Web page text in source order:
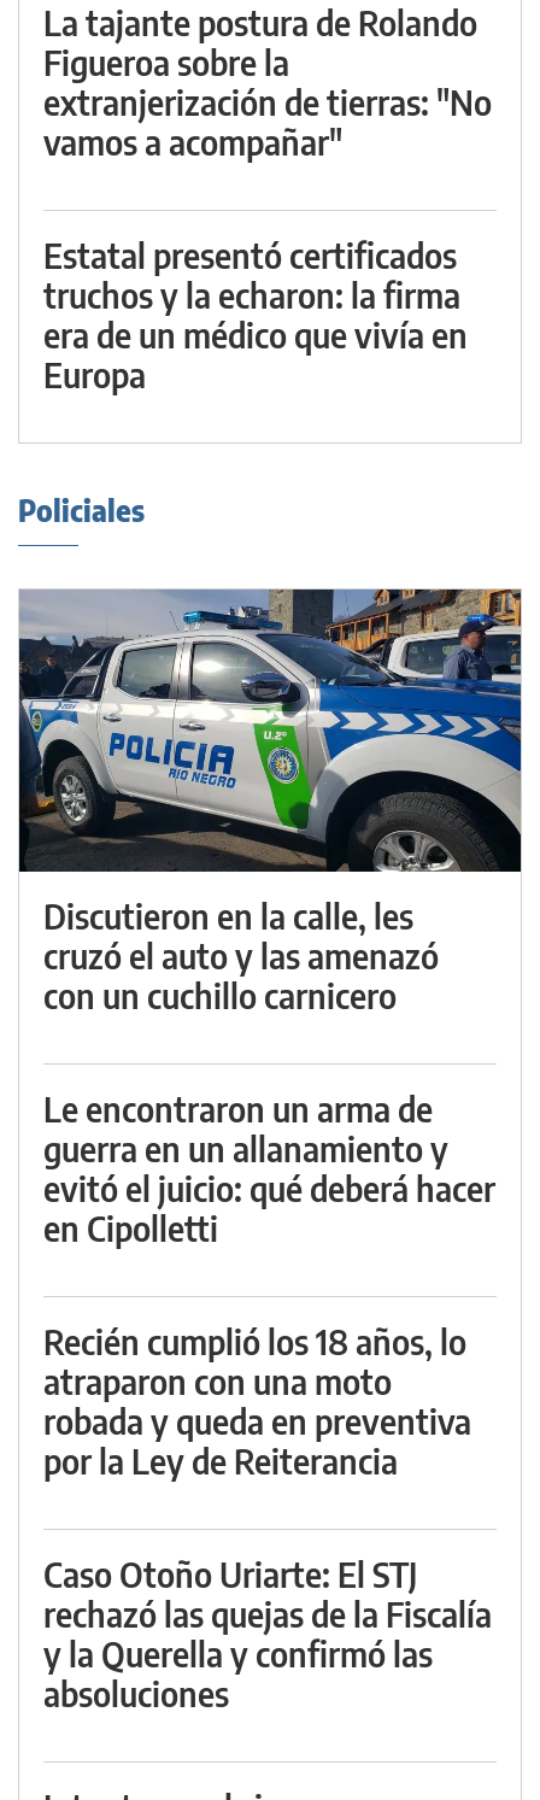
La tajante postura de Rolando
Figueroa sobre la
extranjerización de tierras: "No
vamos a acompañar"
Estatal presentó certificados
truchos y la echaron: la firma
era de un médico que vivía en
Europa
Policiales
Discutieron en la calle, les
cruzó el auto y las amenazó
con un cuchillo carnicero
Le encontraron un arma de
guerra en un allanamiento y
evitó el juicio: qué deberá hacer
en Cipolletti
Recién cumplió los 18 años, lo
atraparon con una moto
robada y queda en preventiva
por la Ley de Reiterancia
Caso Otoño Uriarte: El STJ
rechazó las quejas de la Fiscalía
y la Querella y confirmó las
absoluciones